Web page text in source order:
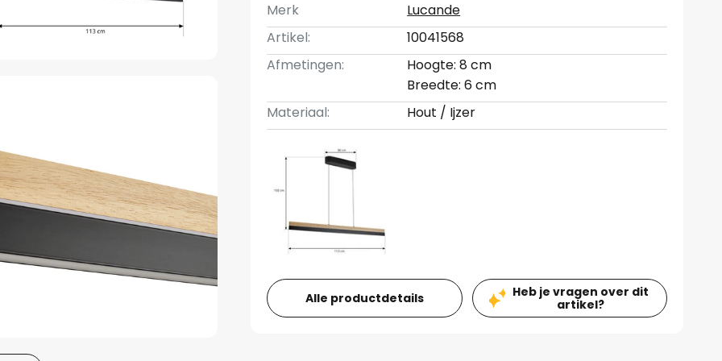
Merk
Lucande
Artikel:
10041568
Afmetingen:
Hoogte: 8 cm
Breedte: 6 cm
Materiaal:
Hout / Ijzer
Alle productdetails
Heb je vragen over dit
artikel?